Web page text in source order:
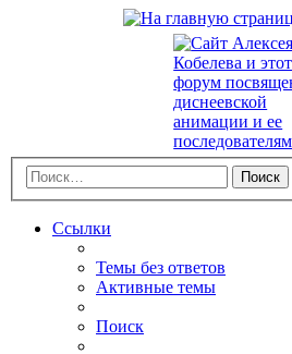
Поиск
Ссылки
Темы без ответов
Активные темы
Поиск